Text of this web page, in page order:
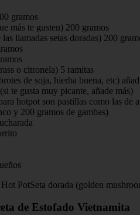
gramos
más te gusten) 200 gramos
llamadas setas doradas) 200
o citronela) 5 ramitas
de soja, hierba buena, etc)
te gusta muy picante, añade más)
hotpot son pastillas como las
y 200 gramos de gambas)
Hot PotSeta dorada (golden
de Estofado Vietnamita